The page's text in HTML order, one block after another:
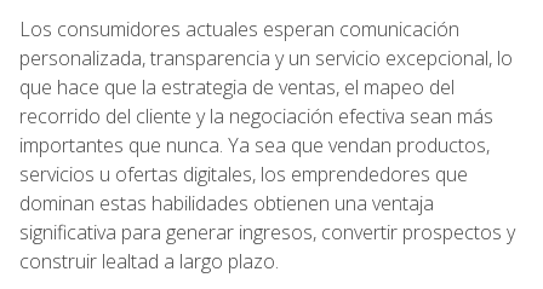
Los consumidores actuales esperan comunicación
personalizada, transparencia y un servicio excepcional, lo
que hace que la estrategia de ventas, el mapeo del
recorrido del cliente y la negociación efectiva sean más
importantes que nunca. Ya sea que vendan productos,
servicios u ofertas digitales, los emprendedores que
dominan estas habilidades obtienen una ventaja
significativa para generar ingresos, convertir prospectos y
construir lealtad a largo plazo.